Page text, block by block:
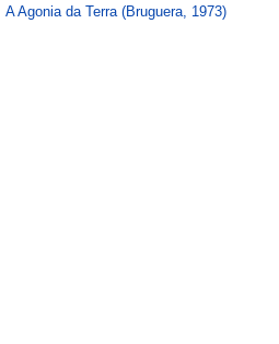
A Agonia da Terra (Bruguera, 1973)